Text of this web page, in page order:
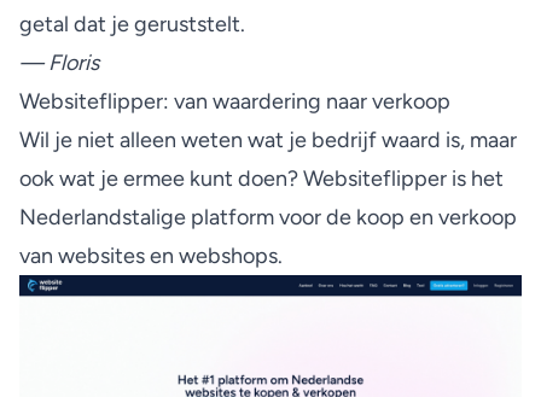
getal dat je geruststelt.
— Floris
Websiteflipper: van waardering naar verkoop
Wil je niet alleen weten wat je bedrijf waard is, maar
ook wat je ermee kunt doen? Websiteflipper is het
Nederlandstalige platform voor de koop en verkoop
van websites en webshops.